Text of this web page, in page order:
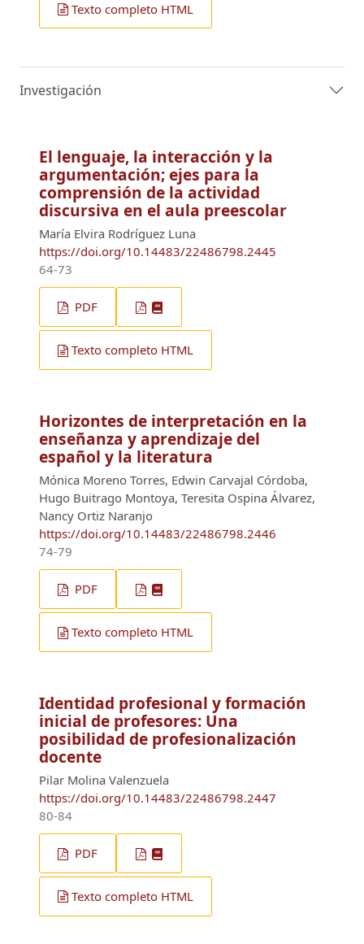
Texto completo HTML
Investigación
El lenguaje, la interacción y la
argumentación; ejes para la
comprensión de la actividad
discursiva en el aula preescolar
María Elvira Rodríguez Luna
https://doi.org/10.14483/22486798.2445
64-73
PDF
Texto completo HTML
Horizontes de interpretación en la
enseñanza y aprendizaje del
español y la literatura
Mónica Moreno Torres, Edwin Carvajal Córdoba,
Hugo Buitrago Montoya, Teresita Ospina Álvarez,
Nancy Ortiz Naranjo
https://doi.org/10.14483/22486798.2446
74-79
PDF
Texto completo HTML
Identidad profesional y formación
inicial de profesores: Una
posibilidad de profesionalización
docente
Pilar Molina Valenzuela
https://doi.org/10.14483/22486798.2447
80-84
PDF
Texto completo HTML